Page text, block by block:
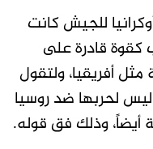
للجيش كانت
كقوة قادرة على
أفريقيا، ولتقول
لحربها ضد روسيا
أيضاً، وذلك فق قوله.